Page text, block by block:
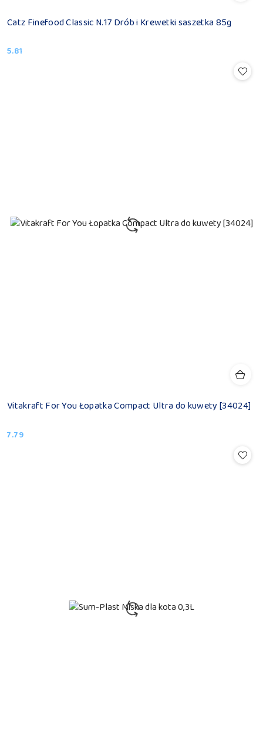
Catz Finefood Classic N.17 Drób i Krewetki saszetka 85g
Cena:
5.81
Vitakraft For You Łopatka Compact Ultra do kuwety [34024]
Cena:
7.79